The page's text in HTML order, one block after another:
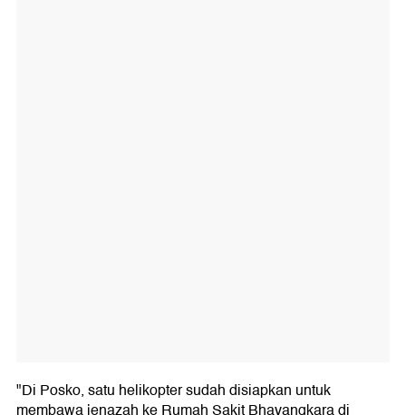
"Di Posko, satu helikopter sudah disiapkan untuk